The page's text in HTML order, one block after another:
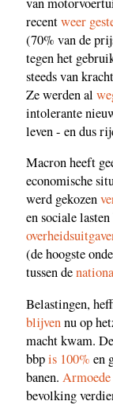
recentweer
(70% van de
tegen het
steeds van
Ze werden al
intolerante
leven - en dus
Macron heeft
economische
werd gekozen
en sociale
(de hoogste
tussen de
Belastingen,
blijvennu op
macht kwam.
bbpis 100% en
banen. Armoede
bevolking